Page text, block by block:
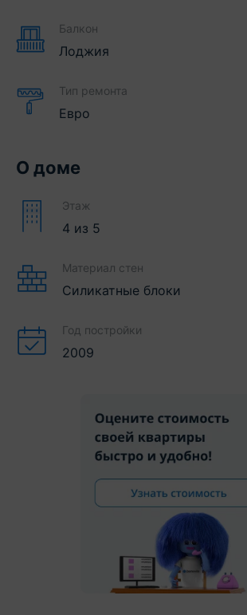
Балкон
Лоджия
Тип ремонта
Евро
О доме
Этаж
4 из 5
Материал стен
Силикатные блоки
Год постройки
2009